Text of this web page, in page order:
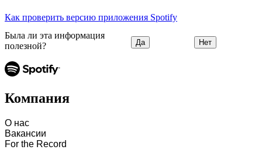
Как проверить версию приложения Spotify
Была ли эта информация
полезной?
Да Нет
Компания
О нас
Вакансии
For the Record